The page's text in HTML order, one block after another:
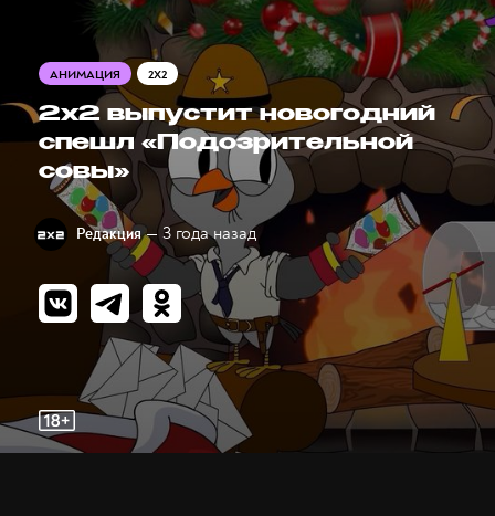
АНИМАЦИЯ 2X2
2х2 выпустит новогодний
спешл «Подозрительной
совы»
Редакция — 3 года назад